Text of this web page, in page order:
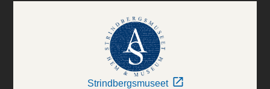
Strindbergsmuseet